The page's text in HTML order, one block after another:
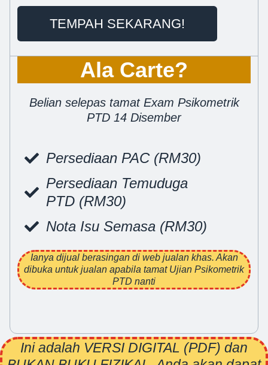
TEMPAH SEKARANG!
Ala Carte?
Belian selepas tamat Exam Psikometrik
PTD 14 Disember
Persediaan PAC (RM30)
Persediaan Temuduga
PTD (RM30)
Nota Isu Semasa (RM30)
Ianya dijual berasingan di web jualan khas. Akan
dibuka untuk jualan apabila tamat Ujian Psikometrik
PTD nanti
Ini adalah VERSI DIGITAL (PDF) dan